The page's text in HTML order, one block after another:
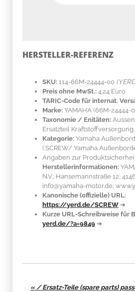
HERSTELLER-REFERENZ
SKU: 114-66M-24444-00
Preis ohne MwSt.: 4.24 Euro
TARIC-Code für internat.
Marke: YAMAHA (66M-24444-
Taxonomie / Enitäten:
Ersatzteil Kraftstoffversorgung,
Kategorie: Yamaha
(.SCREW/ Yamaha
Angaben zur
Herstellerinformationen:
N.V.; Hansemannstraße 12;
info@yamaha-motor.de;
Kanonische (offizielle) URL:
https://yerd.de/SCREW ➔
Kurze URL-Schreibweise für
yerd.de/?a=9849 ➔
« / Ersatz-Teile (spare parts)